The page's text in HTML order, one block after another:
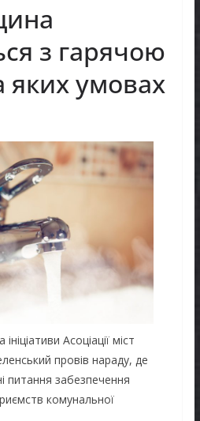
з гарячою
умовах
Асоціації міст
провів нараду, де
питання забезпечення
комунальної